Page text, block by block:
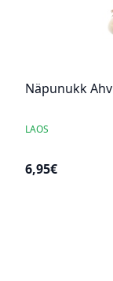
Näpunukk Ahv
LAOS
6,95€